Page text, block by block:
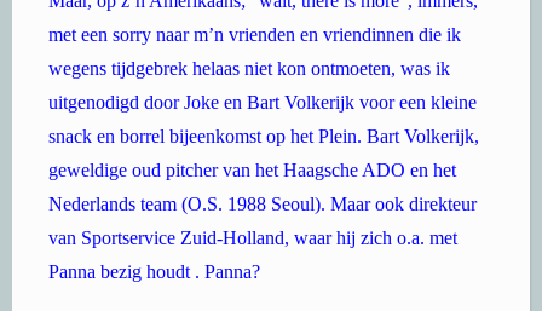
met een sorry naar m’n vrienden en vriendinnen die ik
wegens tijdgebrek helaas niet kon ontmoeten, was ik
uitgenodigd door Joke en Bart Volkerijk voor een kleine
snack en borrel bijeenkomst op het Plein. Bart Volkerijk,
geweldige oud pitcher van het Haagsche ADO en het
Nederlands team (O.S. 1988 Seoul). Maar ook direkteur
van Sportservice Zuid-Holland, waar hij zich o.a. met
Panna bezig houdt . Panna?